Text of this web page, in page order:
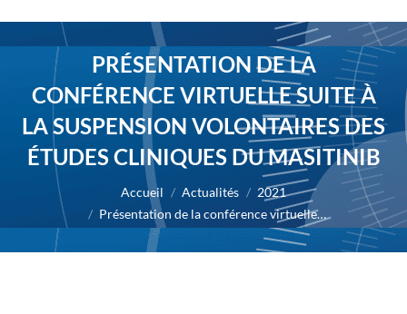
PRÉSENTATION DE LA
CONFÉRENCE VIRTUELLE SUITE À
LA SUSPENSION VOLONTAIRES DES
ÉTUDES CLINIQUES DU MASITINIB
Vous êtes ici : Accueil Actualités
2021
Présentation de la conférence virtuelle…